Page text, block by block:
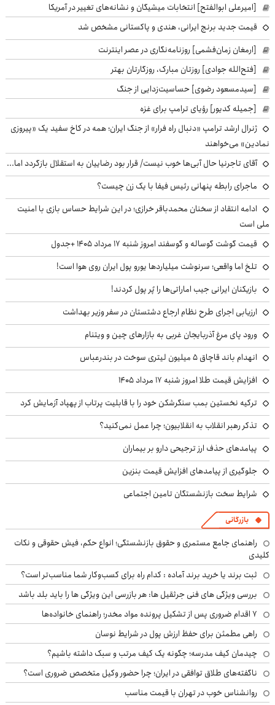
[امیرعلی ابوالفتح] انتخابات میشیگان و نشانه‌های تغییر در آمریکا
قیمت جدید برنج ایرانی، هندی و پاکستانی مشخص شد
[ارمغان زمان‌فشمی] روزنامه‌نگاری در عصر اینترنت
[فتح‌الله جوادی] روزتان مبارک، روزگارتان بهتر
[سیدمسعود رضوی] حساسیت‌زدایی از جنگ
[جمیله کدیور] رؤیای ترامپ برای غزه
ژنرال ارشد ترامپ «دنبال راه فرار» از جنگ ایران؛ همه در کاخ سفید یک «پیروزی
نمادین» می‌خواهند
آقای تاجرنیا حال آبی‌ها خوب نیست/ قرار بود رضاییان به استقلال بازگردد اما...
ماجرای رابطه پنهانی رئیس فیفا با یک زن چیست؟
ادامه انتقاد از سخنان محمدباقر خرازی؛ در این شرایط حساس بازی با امنیت
ملی است
قیمت گوشت گوساله و گوسفند امروز شنبه ۱۷ مرداد ۱۴۰۵ +جدول
تلخ اما واقعی؛ سرنوشت میلیاردها یورو پول ایران روی هوا است!
بازیکنان ایرانی جیب اماراتی‌ها را پُر پول کردند!
ارزیابی اجرای طرح نظام ارجاع دشتستان در سفر وزیر بهداشت
ورود پای مرغ آذربایجان غربی به بازارهای چین و ویتنام
انهدام باند قاچاق ۵ میلیون لیتری سوخت در بندرعباس
افزایش قیمت طلا امروز شنبه ۱۷ مرداد ۱۴۰۵
ترکیه نخستین بمب سنگرشکن خود را با قابلیت پرتاب از پهپاد آزمایش کرد
تذکر رهبر انقلاب به انقلابیون؛ چرا عمل نمی‌کنید؟
پیامدهای حذف ارز ترجیحی دارو بر بیماران
جلوگیری از پیامدهای افزایش قیمت بنزین
شرایط سخت بازنشستگان تامین اجتماعی
بازرگانی
راهنمای جامع مستمری و حقوق بازنشستگی؛ انواع حکم، فیش حقوقی و نکات
کلیدی
ثبت برند یا خرید برند آماده : کدام راه برای کسب‌وکار شما مناسب‌تر است؟
بررسی ویژگی های فنی جرثقیل ها: هر بازرسی این ویژگی ها را باید بلد باشد
۷ اقدام ضروری پس از تشکیل پرونده مواد مخدر؛ راهنمای خانواده‌ها
راهی مطمئن برای حفظ ارزش پول در شرایط نوسان
چیدمان کیف مدرسه؛ چگونه یک کیف مرتب و سبک داشته باشیم؟
ناگفته‌های طلاق توافقی در ایران؛ چرا حضور وکیل متخصص ضروری است؟
روانشناس خوب در تهران با قیمت مناسب